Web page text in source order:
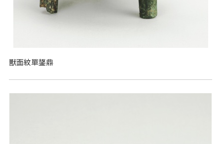
獸面紋單鋬鼎